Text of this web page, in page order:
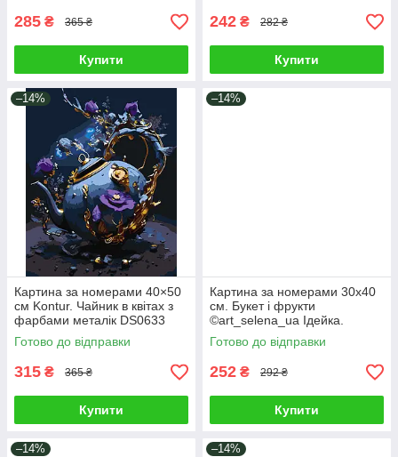
285 ₴ 365 ₴
Купити
242 ₴ 282 ₴
Купити
–14%
Картина за номерами 40×50
см Kontur. Чайник в квітах з
фарбами металік DS0633
Готово до відправки
315 ₴ 365 ₴
Купити
–14%
Картина за номерами 30х40
см. Букет і фрукти
©art_selena_ua Ідейка.
KHO5693
Готово до відправки
252 ₴ 292 ₴
Купити
–14% –14%